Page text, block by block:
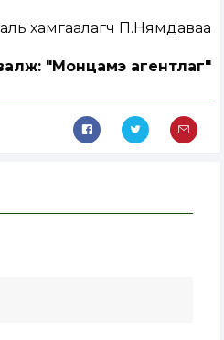
хамгаалагч П.Нямдаваа
"Монцамэ агентлаг"